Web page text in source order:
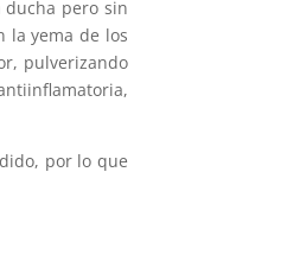
pero sin
la yema de los
pulverizando
por lo que